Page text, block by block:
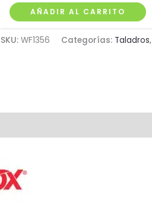
Taladro
Inalámbrico
12V
AÑADIR AL CARRITO
SKU: WF1356 Categorías: Taladros,